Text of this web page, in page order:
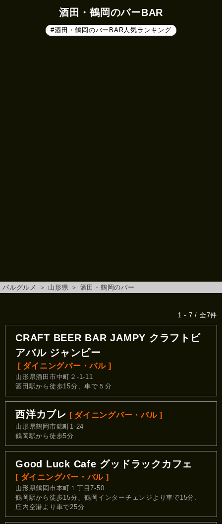
酒田・鶴岡のバーBAR
#酒田・鶴岡のバーBAR人気ランキング
バルグルメ ＞ 山形県 ＞ 酒田・鶴岡のバー
1 - 7 / 全7件
CRAFT BEER BAR JAMPY クラフトビ
アバル ジャンピー
[ ダイニングバー・バル ]
山形県酒田市中町２-1-11
酒田駅から徒歩15分、車で５分
西洋カブレ [ ダイニングバー・バル ]
山形県鶴岡市錦町1-24
鶴岡駅から徒歩5分
Good Luck Cafe グッドラックカフェ
[ ダイニングバー・バル ]
山形県鶴岡市本町１丁目7-50
鶴岡駅から徒歩15分、鶴岡インターチェンジより車で15分、
庄内空港より車で25分